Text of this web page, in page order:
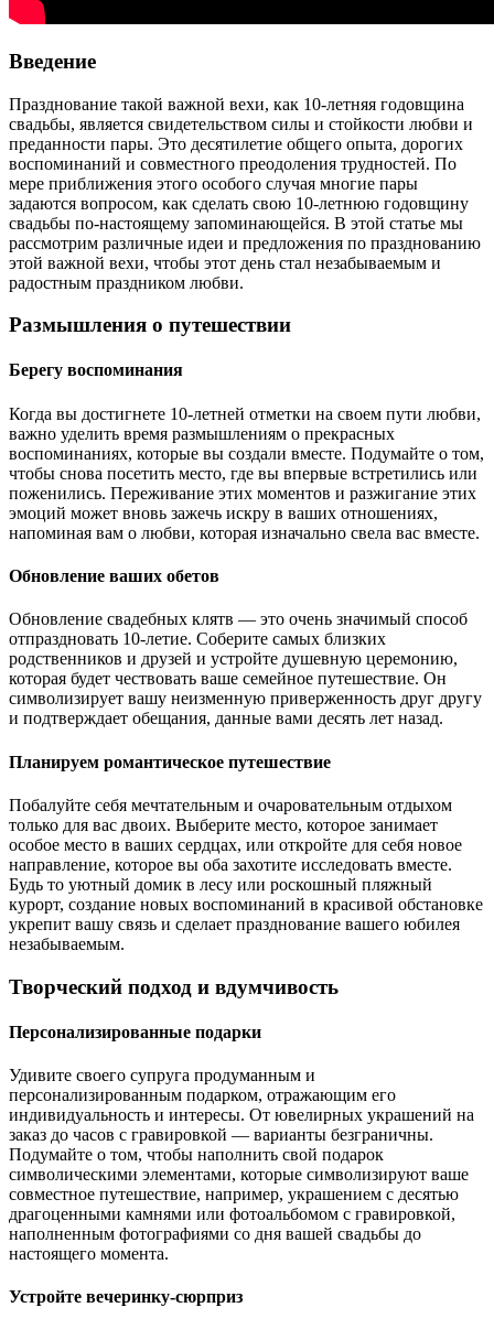
Введение
Празднование такой важной вехи, как 10-летняя годовщина
свадьбы, является свидетельством силы и стойкости любви и
преданности пары. Это десятилетие общего опыта, дорогих
воспоминаний и совместного преодоления трудностей. По
мере приближения этого особого случая многие пары
задаются вопросом, как сделать свою 10-летнюю годовщину
свадьбы по-настоящему запоминающейся. В этой статье мы
рассмотрим различные идеи и предложения по празднованию
этой важной вехи, чтобы этот день стал незабываемым и
радостным праздником любви.
Размышления о путешествии
Берегу воспоминания
Когда вы достигнете 10-летней отметки на своем пути любви,
важно уделить время размышлениям о прекрасных
воспоминаниях, которые вы создали вместе. Подумайте о том,
чтобы снова посетить место, где вы впервые встретились или
поженились. Переживание этих моментов и разжигание этих
эмоций может вновь зажечь искру в ваших отношениях,
напоминая вам о любви, которая изначально свела вас вместе.
Обновление ваших обетов
Обновление свадебных клятв — это очень значимый способ
отпраздновать 10-летие. Соберите самых близких
родственников и друзей и устройте душевную церемонию,
которая будет чествовать ваше семейное путешествие. Он
символизирует вашу неизменную приверженность друг другу
и подтверждает обещания, данные вами десять лет назад.
Планируем романтическое путешествие
Побалуйте себя мечтательным и очаровательным отдыхом
только для вас двоих. Выберите место, которое занимает
особое место в ваших сердцах, или откройте для себя новое
направление, которое вы оба захотите исследовать вместе.
Будь то уютный домик в лесу или роскошный пляжный
курорт, создание новых воспоминаний в красивой обстановке
укрепит вашу связь и сделает празднование вашего юбилея
незабываемым.
Творческий подход и вдумчивость
Персонализированные подарки
Удивите своего супруга продуманным и
персонализированным подарком, отражающим его
индивидуальность и интересы. От ювелирных украшений на
заказ до часов с гравировкой — варианты безграничны.
Подумайте о том, чтобы наполнить свой подарок
символическими элементами, которые символизируют ваше
совместное путешествие, например, украшением с десятью
драгоценными камнями или фотоальбомом с гравировкой,
наполненным фотографиями со дня вашей свадьбы до
настоящего момента.
Устройте вечеринку-сюрприз